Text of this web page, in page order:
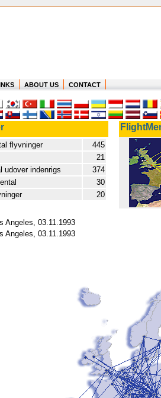
ABOUT US CONTACT
flyvninger
445
21
udover indenrigs
374
30
20
Angeles, 03.11.1993
Angeles, 03.11.1993